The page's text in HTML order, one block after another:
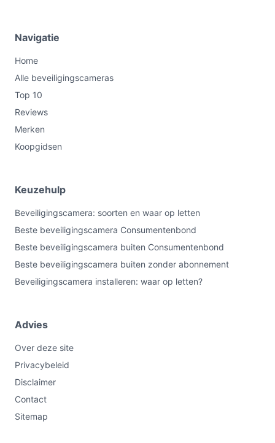
Navigatie
Home
Alle beveiligingscameras
Top 10
Reviews
Merken
Koopgidsen
Keuzehulp
Beveiligingscamera: soorten en waar op letten
Beste beveiligingscamera Consumentenbond
Beste beveiligingscamera buiten Consumentenbond
Beste beveiligingscamera buiten zonder abonnement
Beveiligingscamera installeren: waar op letten?
Advies
Over deze site
Privacybeleid
Disclaimer
Contact
Sitemap